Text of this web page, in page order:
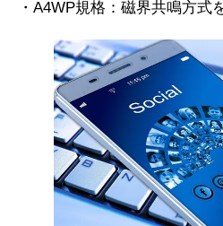
・A4WP規格：磁界共鳴方式